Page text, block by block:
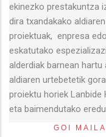
ekinezko prestakuntza
dira txandakako
proiektuak, enpresa
eskatutako
alderdiak barnean
aldiaren urtebetetik
proiektu horiek Lanbide
eta baimendutako
GOI